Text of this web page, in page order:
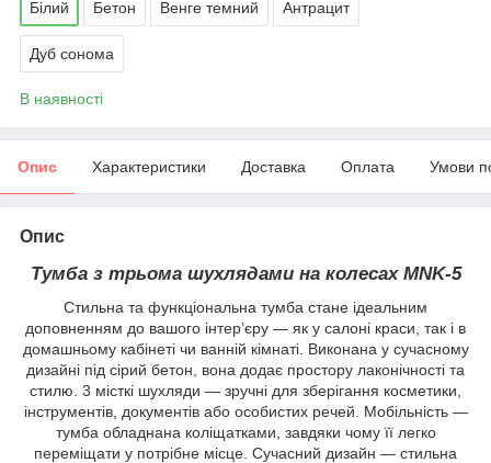
Білий Бетон Венге темний Антрацит
Дуб сонома
В наявності
Опис Характеристики Доставка Оплата Умови
Опис
Тумба з трьома шухлядами на колесах MNK-5
Стильна та функціональна тумба стане ідеальним
доповненням до вашого інтер’єру — як у салоні краси, так і в
домашньому кабінеті чи ванній кімнаті. Виконана у сучасному
дизайні під сірий бетон, вона додає простору лаконічності та
стилю. 3 місткі шухляди — зручні для зберігання косметики,
інструментів, документів або особистих речей. Мобільність —
тумба обладнана коліщатками, завдяки чому її легко
переміщати у потрібне місце. Сучасний дизайн — стильна